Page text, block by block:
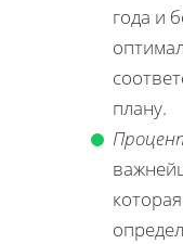
года и
плану.